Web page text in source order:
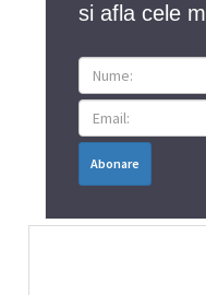
si afla cele
Abonare